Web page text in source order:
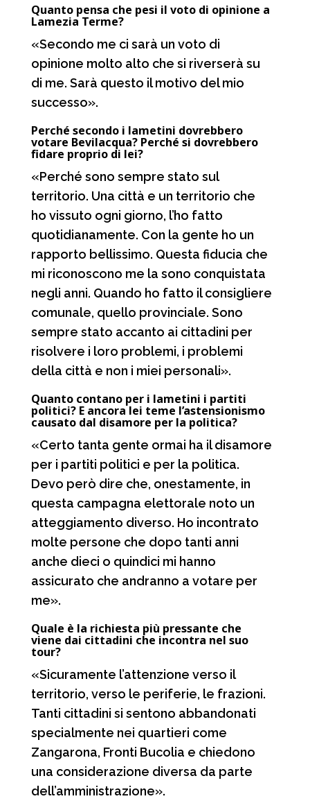
Quanto pensa che pesi il voto di opinione a
Lamezia Terme?
«Secondo me ci sarà un voto di
opinione molto alto che si riverserà su
di me. Sarà questo il motivo del mio
successo».
Perché secondo i lametini dovrebbero
votare Bevilacqua? Perché si dovrebbero
fidare proprio di lei?
«Perché sono sempre stato sul
territorio. Una città e un territorio che
ho vissuto ogni giorno, l’ho fatto
quotidianamente. Con la gente ho un
rapporto bellissimo. Questa fiducia che
mi riconoscono me la sono conquistata
negli anni. Quando ho fatto il consigliere
comunale, quello provinciale. Sono
sempre stato accanto ai cittadini per
risolvere i loro problemi, i problemi
della città e non i miei personali».
Quanto contano per i lametini i partiti
politici? E ancora lei teme l’astensionismo
causato dal disamore per la politica?
«Certo tanta gente ormai ha il disamore
per i partiti politici e per la politica.
Devo però dire che, onestamente, in
questa campagna elettorale noto un
atteggiamento diverso. Ho incontrato
molte persone che dopo tanti anni
anche dieci o quindici mi hanno
assicurato che andranno a votare per
me».
Quale è la richiesta più pressante che
viene dai cittadini che incontra nel suo
tour?
«Sicuramente l’attenzione verso il
territorio, verso le periferie, le frazioni.
Tanti cittadini si sentono abbandonati
specialmente nei quartieri come
Zangarona, Fronti Bucolia e chiedono
una considerazione diversa da parte
dell’amministrazione».